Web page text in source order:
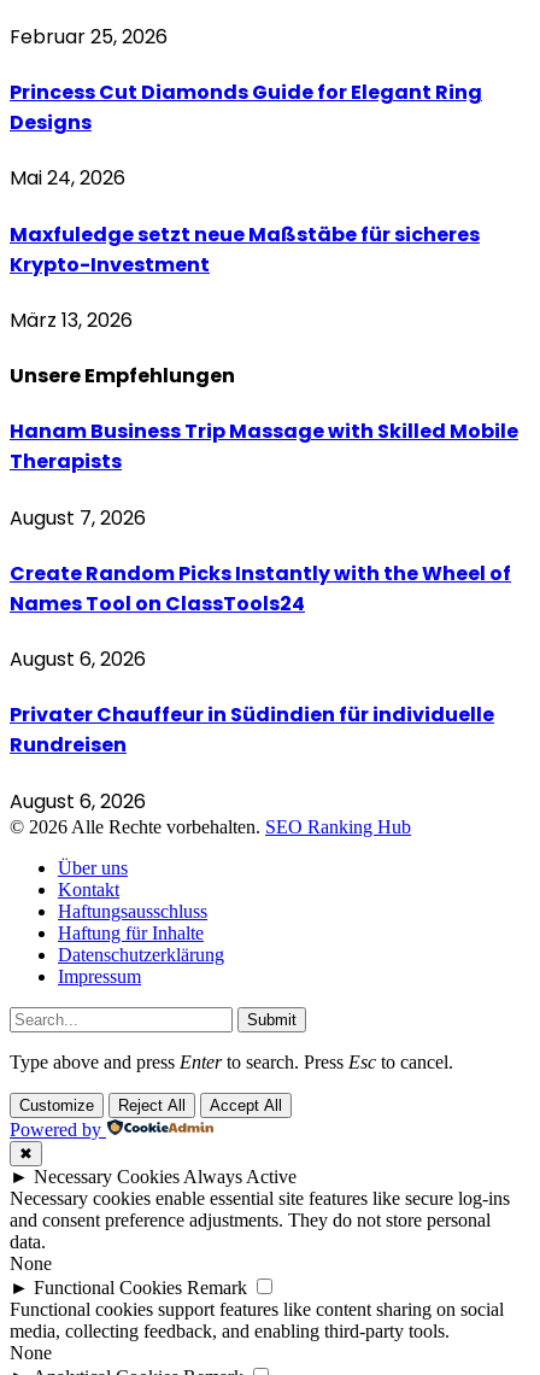
Februar 25, 2026
Princess Cut Diamonds Guide for Elegant Ring
Designs
Mai 24, 2026
Maxfuledge setzt neue Maßstäbe für sicheres
Krypto-Investment
März 13, 2026
UnsereEmpfehlungen
Hanam Business Trip Massage with Skilled Mobile
Therapists
August 7, 2026
Create Random Picks Instantly with the Wheel of
Names Tool on ClassTools24
August 6, 2026
Privater Chauffeur in Südindien für individuelle
Rundreisen
August 6, 2026
© 2026 Alle Rechte vorbehalten. SEO Ranking Hub
Über uns
Kontakt
Haftungsausschluss
Haftung für Inhalte
Datenschutzerklärung
Impressum
Submit
Type above and press Enterto search. Press Esc to cancel.
Customize Reject All Accept All
Powered by
✖
► Necessary Cookies Always Active
Necessary cookies enable essential site features like secure log-ins
and consent preference adjustments. They do not store personal
data.
None
► Functional Cookies Remark
Functional cookies support features like content sharing on social
media, collecting feedback, and enabling third-party tools.
None